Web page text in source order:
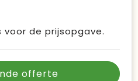
de prijsopgave.
offerte